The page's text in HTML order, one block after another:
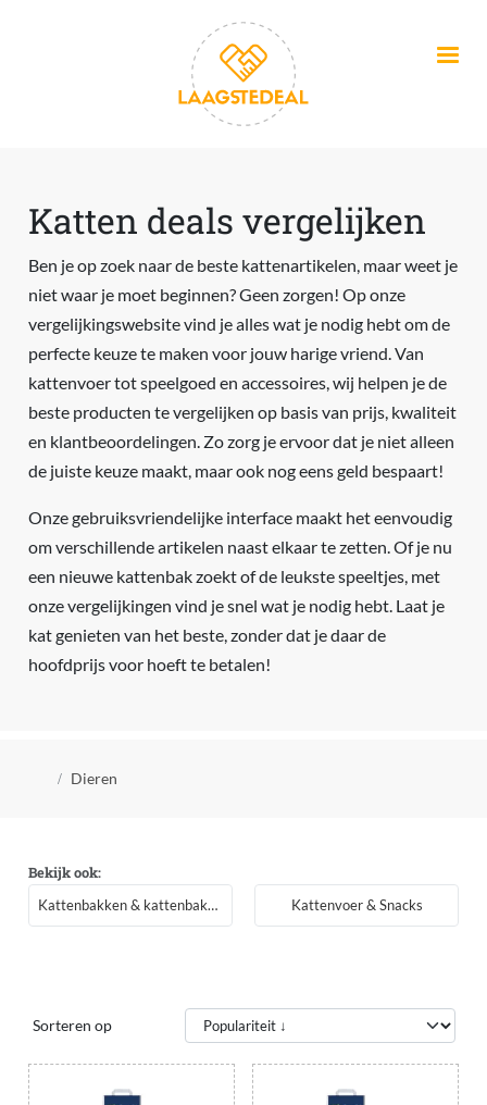
Katten deals vergelijken
Ben je op zoek naar de beste kattenartikelen, maar weet je
niet waar je moet beginnen? Geen zorgen! Op onze
vergelijkingswebsite vind je alles wat je nodig hebt om de
perfecte keuze te maken voor jouw harige vriend. Van
kattenvoer tot speelgoed en accessoires, wij helpen je de
beste producten te vergelijken op basis van prijs, kwaliteit
en klantbeoordelingen. Zo zorg je ervoor dat je niet alleen
de juiste keuze maakt, maar ook nog eens geld bespaart!
Onze gebruiksvriendelijke interface maakt het eenvoudig
om verschillende artikelen naast elkaar te zetten. Of je nu
een nieuwe kattenbak zoekt of de leukste speeltjes, met
onze vergelijkingen vind je snel wat je nodig hebt. Laat je
kat genieten van het beste, zonder dat je daar de
hoofdprijs voor hoeft te betalen!
Kruimelpad
Dieren
Bekijk ook:
Kattenbakken & kattenbakaccessoires
Kattenvoer & Snacks
Sorteren op